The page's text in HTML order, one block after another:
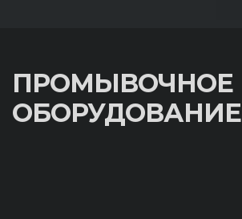
ПРОМЫВОЧНОЕ
ОБОРУДОВАНИЕ